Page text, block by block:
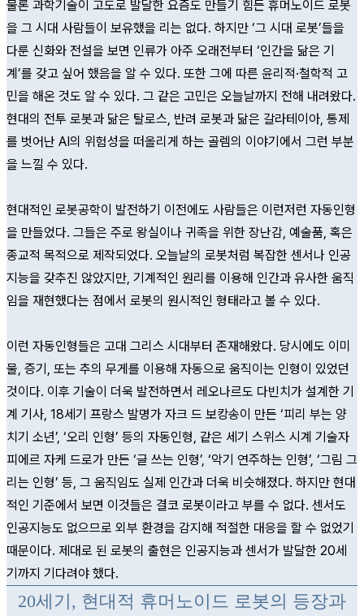
물론 과학기술이 고도로 발달한 요즘도 만들기 힘든 휴머노이드 로봇
을 그 시대 사람들이 보유했을 리는 없다. 하지만 ‘그 시대 로봇’들을
다룬 신화와 전설을 보면 인류가 아주 오래전부터 ‘인간을 닮은 기
계’를 갖고 싶어 했음을 알 수 있다. 또한 그에 따른 윤리적·철학적 고
민을 해온 것도 알 수 있다. 그 같은 고민은 오늘날까지 전해 내려왔다.
현대의 전투 로봇과 닮은 탈로스, 반려 로봇과 닮은 갈라테이아, 통제
를 벗어난 AI의 위험성을 떠올리게 하는 골렘의 이야기에서 그런 부분
을 느낄 수 있다.
현대적인 로봇공학이 발전하기 이전에도 사람들은 이런저런 자동인형
을 만들었다. 그들은 주로 왕실이나 귀족을 위한 장난감, 예술품, 혹은
종교적 목적으로 제작되었다. 오늘날의 로봇처럼 복잡한 센서나 인공
지능을 갖추진 않았지만, 기계적인 원리를 이용해 인간과 유사한 움직
임을 재현했다는 점에서 로봇의 원시적인 형태라고 볼 수 있다.
이런 자동인형들은 고대 그리스 시대부터 존재해왔다. 당시에도 이미
물, 증기, 또는 추의 무게를 이용해 자동으로 움직이는 인형이 있었던
것이다. 이후 기술이 더욱 발전하면서 레오나르도 다빈치가 설계한 기
계 기사, 18세기 프랑스 발명가 자크 드 보캉송이 만든 ‘피리 부는 양
치기 소년’, ‘오리 인형’ 등의 자동인형, 같은 세기 스위스 시계 기술자
피에르 자케 드로가 만든 ‘글 쓰는 인형’, ‘악기 연주하는 인형’, ‘그림 그
리는 인형’ 등, 그 움직임도 실제 인간과 더욱 비슷해졌다. 하지만 현대
적인 기준에서 보면 이것들은 결코 로봇이라고 부를 수 없다. 센서도
인공지능도 없으므로 외부 환경을 감지해 적절한 대응을 할 수 없었기
때문이다. 제대로 된 로봇의 출현은 인공지능과 센서가 발달한 20세
기까지 기다려야 했다.
20세기, 현대적 휴머노이드 로봇의 등장과